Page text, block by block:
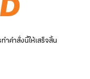
คำสั่งนี้ให้เสร็จสิ้น